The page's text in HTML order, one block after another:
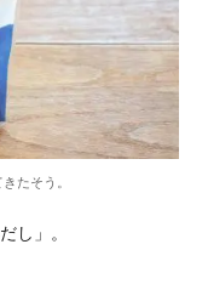
たそう。
し」。